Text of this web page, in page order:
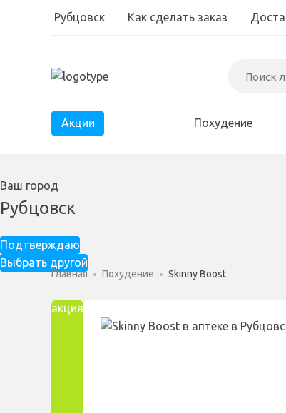
Рубцовск Как сделать заказ
Акции Похудение
Ваш город
Рубцовск
Подтверждаю
Выбрать другой
Главная Похудение Skinny Boost
акция